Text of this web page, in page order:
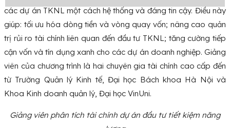
các dự án TKNL một cách hệ thống và đáng tin cậy. Điều này
giúp: tối ưu hóa dòng tiền và vòng quay vốn; nâng cao quản
trị rủi ro tài chính liên quan đến đầu tư TKNL; tăng cường tiếp
cận vốn và tín dụng xanh cho các dự án doanh nghiệp. Giảng
viên của chương trình là hai chuyên gia tài chính cao cấp đến
từ Trường Quản lý Kinh tế, Đại học Bách khoa Hà Nội và
Khoa Kinh doanh quản lý, Đại học VinUni.
Giảng viên phân tích tài chính dự án đầu tư tiết kiệm năng